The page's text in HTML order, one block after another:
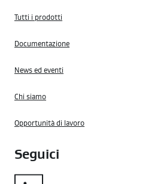
Tutti i prodotti
Documentazione
News ed eventi
Chi siamo
Opportunità di lavoro
Seguici